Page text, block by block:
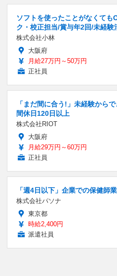
ソフトを使ったことがなくても
ク・校正担当/賞与年2回/未経験
株式会社小林
大阪府
月給27万円～50万円
正社員
「まだ間に合う!」未経験から
間休日120日以上
株式会社RIOT
大阪府
月給29万円～60万円
正社員
「週4日以下」企業での保健師
株式会社パソナ
東京都
時給2,400円
派遣社員